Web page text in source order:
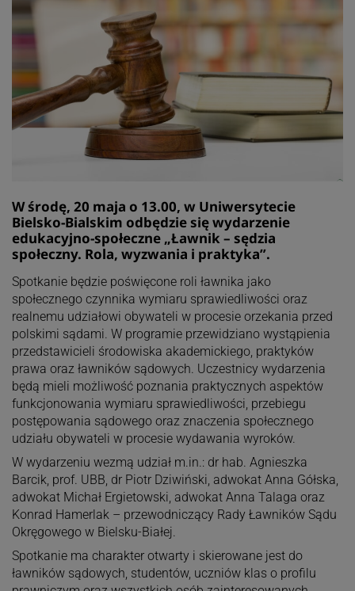
W środę, 20 maja o 13.00, w Uniwersytecie
Bielsko-Bialskim odbędzie się wydarzenie
edukacyjno-społeczne „Ławnik – sędzia
społeczny. Rola, wyzwania i praktyka”.
Spotkanie będzie poświęcone roli ławnika jako
społecznego czynnika wymiaru sprawiedliwości oraz
realnemu udziałowi obywateli w procesie orzekania przed
polskimi sądami. W programie przewidziano wystąpienia
przedstawicieli środowiska akademickiego, praktyków
prawa oraz ławników sądowych. Uczestnicy wydarzenia
będą mieli możliwość poznania praktycznych aspektów
funkcjonowania wymiaru sprawiedliwości, przebiegu
postępowania sądowego oraz znaczenia społecznego
udziału obywateli w procesie wydawania wyroków.
W wydarzeniu wezmą udział m.in.: dr hab. Agnieszka
Barcik, prof. UBB, dr Piotr Dziwiński, adwokat Anna Gółska,
adwokat Michał Ergietowski, adwokat Anna Talaga oraz
Konrad Hamerlak – przewodniczący Rady Ławników Sądu
Okręgowego w Bielsku-Białej.
Spotkanie ma charakter otwarty i skierowane jest do
ławników sądowych, studentów, uczniów klas o profilu